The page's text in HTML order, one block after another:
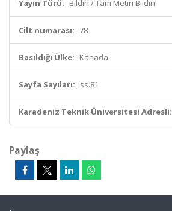
Yayın Türü: Bildiri / Tam Metin Bildiri
Cilt numarası: 78
Basıldığı Ülke: Kanada
Sayfa Sayıları: ss.81
Karadeniz Teknik Üniversitesi Adresli:
Paylaş